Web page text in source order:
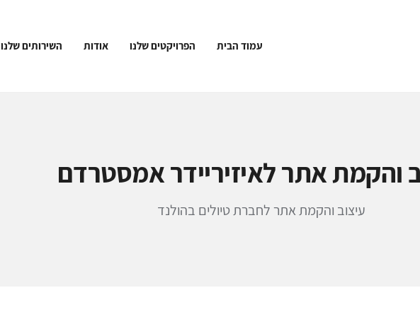
עמוד הבית הפרויקטים שלנו אודות השירותים שלנו
והקמת אתר לאיזיריידר אמסטרדם
עיצוב והקמת אתר לחברת טיולים בהולנד